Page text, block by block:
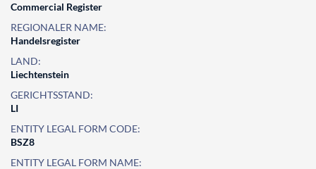
Commercial Register
REGIONALER NAME:
Handelsregister
LAND:
Liechtenstein
GERICHTSSTAND:
LI
ENTITY LEGAL FORM CODE:
BSZ8
ENTITY LEGAL FORM NAME: